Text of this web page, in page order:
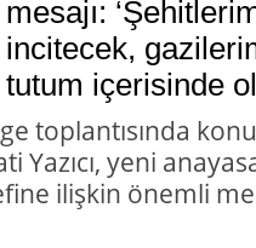
mesajı:
incitecek,
tutum içerisinde
toplantısında
Yazıcı, yeni
ilişkin önemli